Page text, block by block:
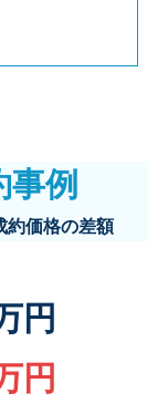
例
約価格の差額
円
円